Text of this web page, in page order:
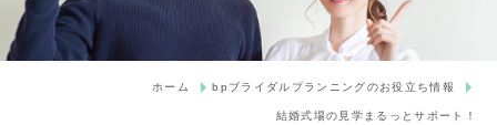
ホーム bpブライダルプランニングのお役立ち情報
結婚式場の見学まるっとサポート！